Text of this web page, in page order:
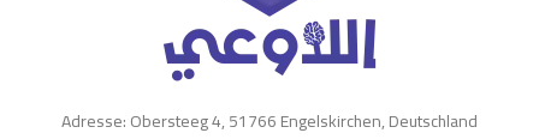
Adresse: Obersteeg 4, 51766 Engelskirchen, Deutschland